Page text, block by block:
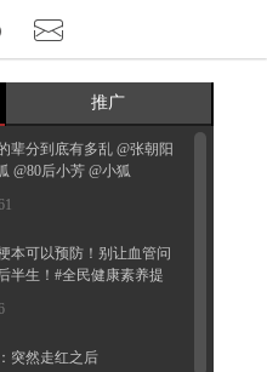
推广
辈分到底有多乱 @张朝阳
@80后小芳 @小狐
本可以预防！别让血管问
半生！#全民健康素养提
突然走红之后